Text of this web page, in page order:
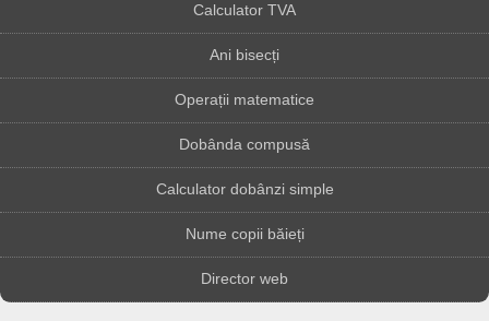
Calculator TVA
Ani bisecți
Operații matematice
Dobânda compusă
Calculator dobânzi simple
Nume copii băieți
Director web